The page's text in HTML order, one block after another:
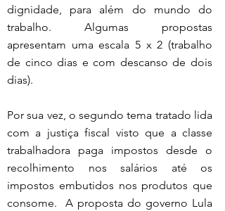
dignidade, para além do mundo do
trabalho. Algumas propostas
apresentam uma escala 5 x 2 (trabalho
de cinco dias e com descanso de dois
dias).
Por sua vez, o segundo tema tratado lida
com a justiça fiscal visto que a classe
trabalhadora paga impostos desde o
recolhimento nos salários até os
impostos embutidos nos produtos que
consome.  A proposta do governo Lula